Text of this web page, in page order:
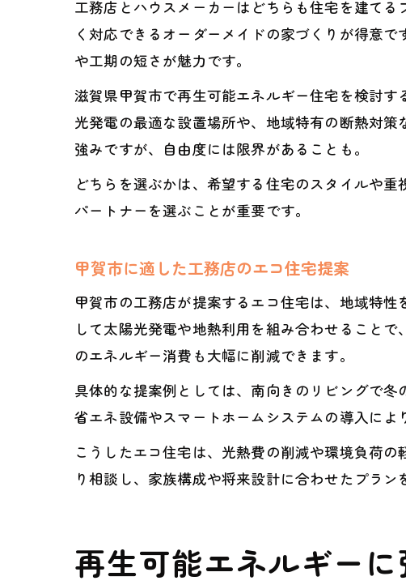
工務店とハウスメーカーはどちらも住宅を建て
く対応できるオーダーメイドの家づくりが得意
や工期の短さが魅力です。
滋賀県甲賀市で再生可能エネルギー住宅を検討
光発電の最適な設置場所や、地域特有の断熱対
強みですが、自由度には限界があることも。
どちらを選ぶかは、希望する住宅のスタイルや
パートナーを選ぶことが重要です。
甲賀市に適した工務店のエコ住宅提案
甲賀市の工務店が提案するエコ住宅は、地域特
して太陽光発電や地熱利用を組み合わせること
のエネルギー消費も大幅に削減できます。
具体的な提案例としては、南向きのリビングで
省エネ設備やスマートホームシステムの導入によ
こうしたエコ住宅は、光熱費の削減や環境負荷
り相談し、家族構成や将来設計に合わせたプラン
再生可能エネルギー